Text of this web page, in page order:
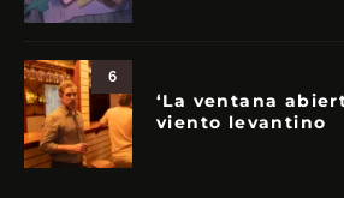
6
‘La ventana
viento levantino